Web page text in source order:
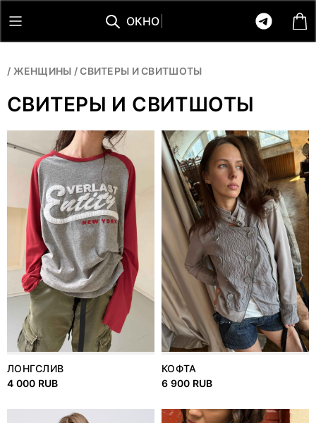
ОКНО
/ ЖЕНЩИНЫ /СВИТЕРЫ И СВИТШОТЫ
СВИТЕРЫ И СВИТШОТЫ
ЛОНГСЛИВ
4 000 RUB
КОФТА
6 900 RUB